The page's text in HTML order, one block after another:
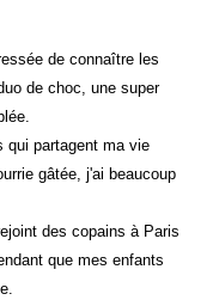
de connaître les
de choc, une super
qui partagent ma vie
gâtée, j'ai beaucoup
des copains à Paris
que mes enfants